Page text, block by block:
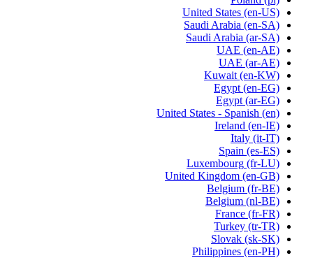
United States (en-US)
Saudi Arabia (en-SA)
Saudi Arabia (ar-SA)
UAE (en-AE)
UAE (ar-AE)
Kuwait (en-KW)
Egypt (en-EG)
Egypt (ar-EG)
United States - Spanish (en)
Ireland (en-IE)
Italy (it-IT)
Spain (es-ES)
Luxembourg (fr-LU)
United Kingdom (en-GB)
Belgium (fr-BE)
Belgium (nl-BE)
France (fr-FR)
Turkey (tr-TR)
Slovak (sk-SK)
Philippines (en-PH)